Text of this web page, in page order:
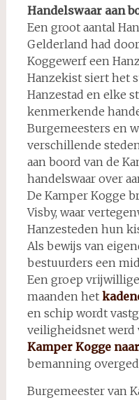
Handelswaar aan
Een groot aantal
Gelderland had
Koggewerf een
Hanzekist siert het
Hanzestad en elke
kenmerkende
Burgemeesters en
verschillende
aan boord van de
handelswaar over
De Kamper Kogge
Visby, waar
Hanzesteden hun
Als bewijs van
bestuurders een
Een groep
maanden het
en schip wordt
veiligheidsnet werd
Kamper Kogge
bemanning
Burgemeester van